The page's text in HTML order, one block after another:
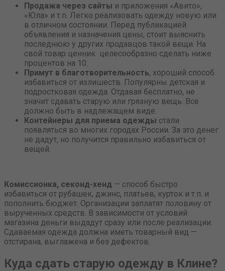
Продажа через сайты и приложения «Авито»,
«Юла» и т.п. Легко реализовать одежду новую или
в отличном состоянии. Перед публикацией
объявления и назначения цены, стоит выяснить
последнюю у других продавцов такой вещи. На
свой товар ценник целесообразно сделать ниже
процентов на 10.
Примут в благотворительность, хороший способ
избавиться от излишеств. Популярны детская и
подростковая одежда. Отдавая бесплатно, не
значит сдавать старую или грязную вещь. Все
должно быть в надлежащем виде.
Контейнеры для приема одежды стали
появляться во многих городах России. За это денег
не дадут, но получится правильно избавиться от
вещей.
Комиссионка, секонд-хенд — способ быстро
избавиться от рубашек, джинс, платьев, курток и т.п. и
пополнить бюджет. Организации заплатят половину от
вырученных средств. В зависимости от условий
магазина деньги выдадут сразу или после реализации.
Сдаваемая одежда должна иметь товарный вид —
отстирана, выглажена и без дефектов.
Куда сдать старую одежду в Клине?